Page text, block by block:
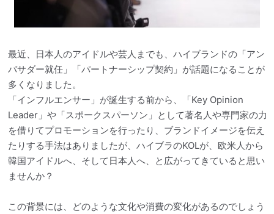
最近、日本人のアイドルや芸人までも、ハイブランドの「アン
バサダー就任」「パートナーシップ契約」が話題になることが
多くなりました。
「インフルエンサー」が誕生する前から、「Key Opinion
Leader」や「スポークスパーソン」として著名人や専門家の力
を借りてプロモーションを行ったり、ブランドイメージを伝え
たりする手法はありましたが、ハイブラのKOLが、欧米人から
韓国アイドルへ、そして日本人へ、と広がってきていると思い
ませんか？
この背景には、どのような文化や消費の変化があるのでしょう